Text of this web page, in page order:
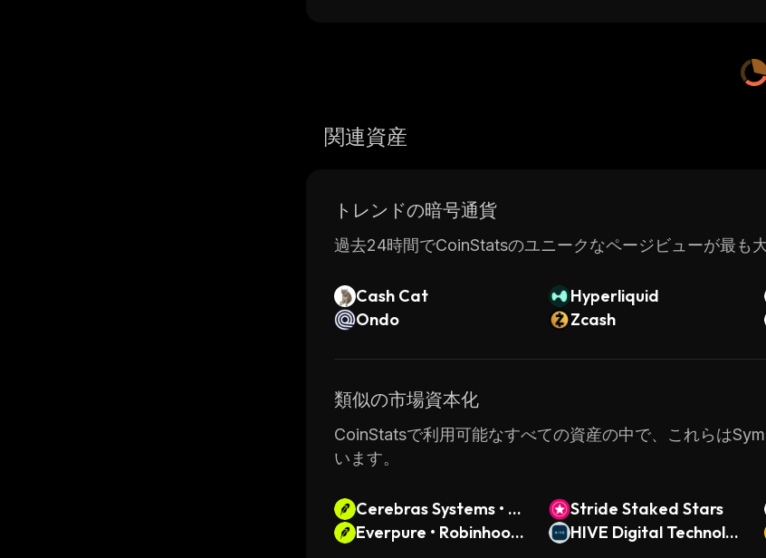
関連資産
トレンドの暗号通貨
過去24時間でCoinStatsのユニークなページビューが最も
Cash Cat Hyperliquid
Ondo
Zcash
類似の市場資本化
CoinStatsで利用可能なすべての資産の中で、これらは
います。
Cerebras Systems • Ro
binhood Token
Stride Staked Stars
Everpure • Robinhood
HIVE Digital Technolo